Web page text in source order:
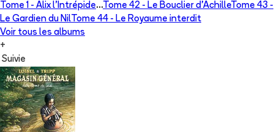
Tome 1 - Alix l'Intrépide...Tome 42 - Le Bouclier d'AchilleTome 43 -
Le Gardien du Nil Tome 44 - Le Royaume interdit
Voir tous les albums
+
Suivie